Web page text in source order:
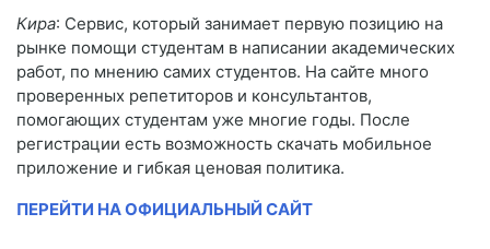
Кира: Сервис, который занимает первую позицию на
рынке помощи студентам в написании академических
работ, по мнению самих студентов. На сайте много
проверенных репетиторов и консультантов,
помогающих студентам уже многие годы. После
регистрации есть возможность скачать мобильное
приложение и гибкая ценовая политика.
ПЕРЕЙТИ НА ОФИЦИАЛЬНЫЙ САЙТ